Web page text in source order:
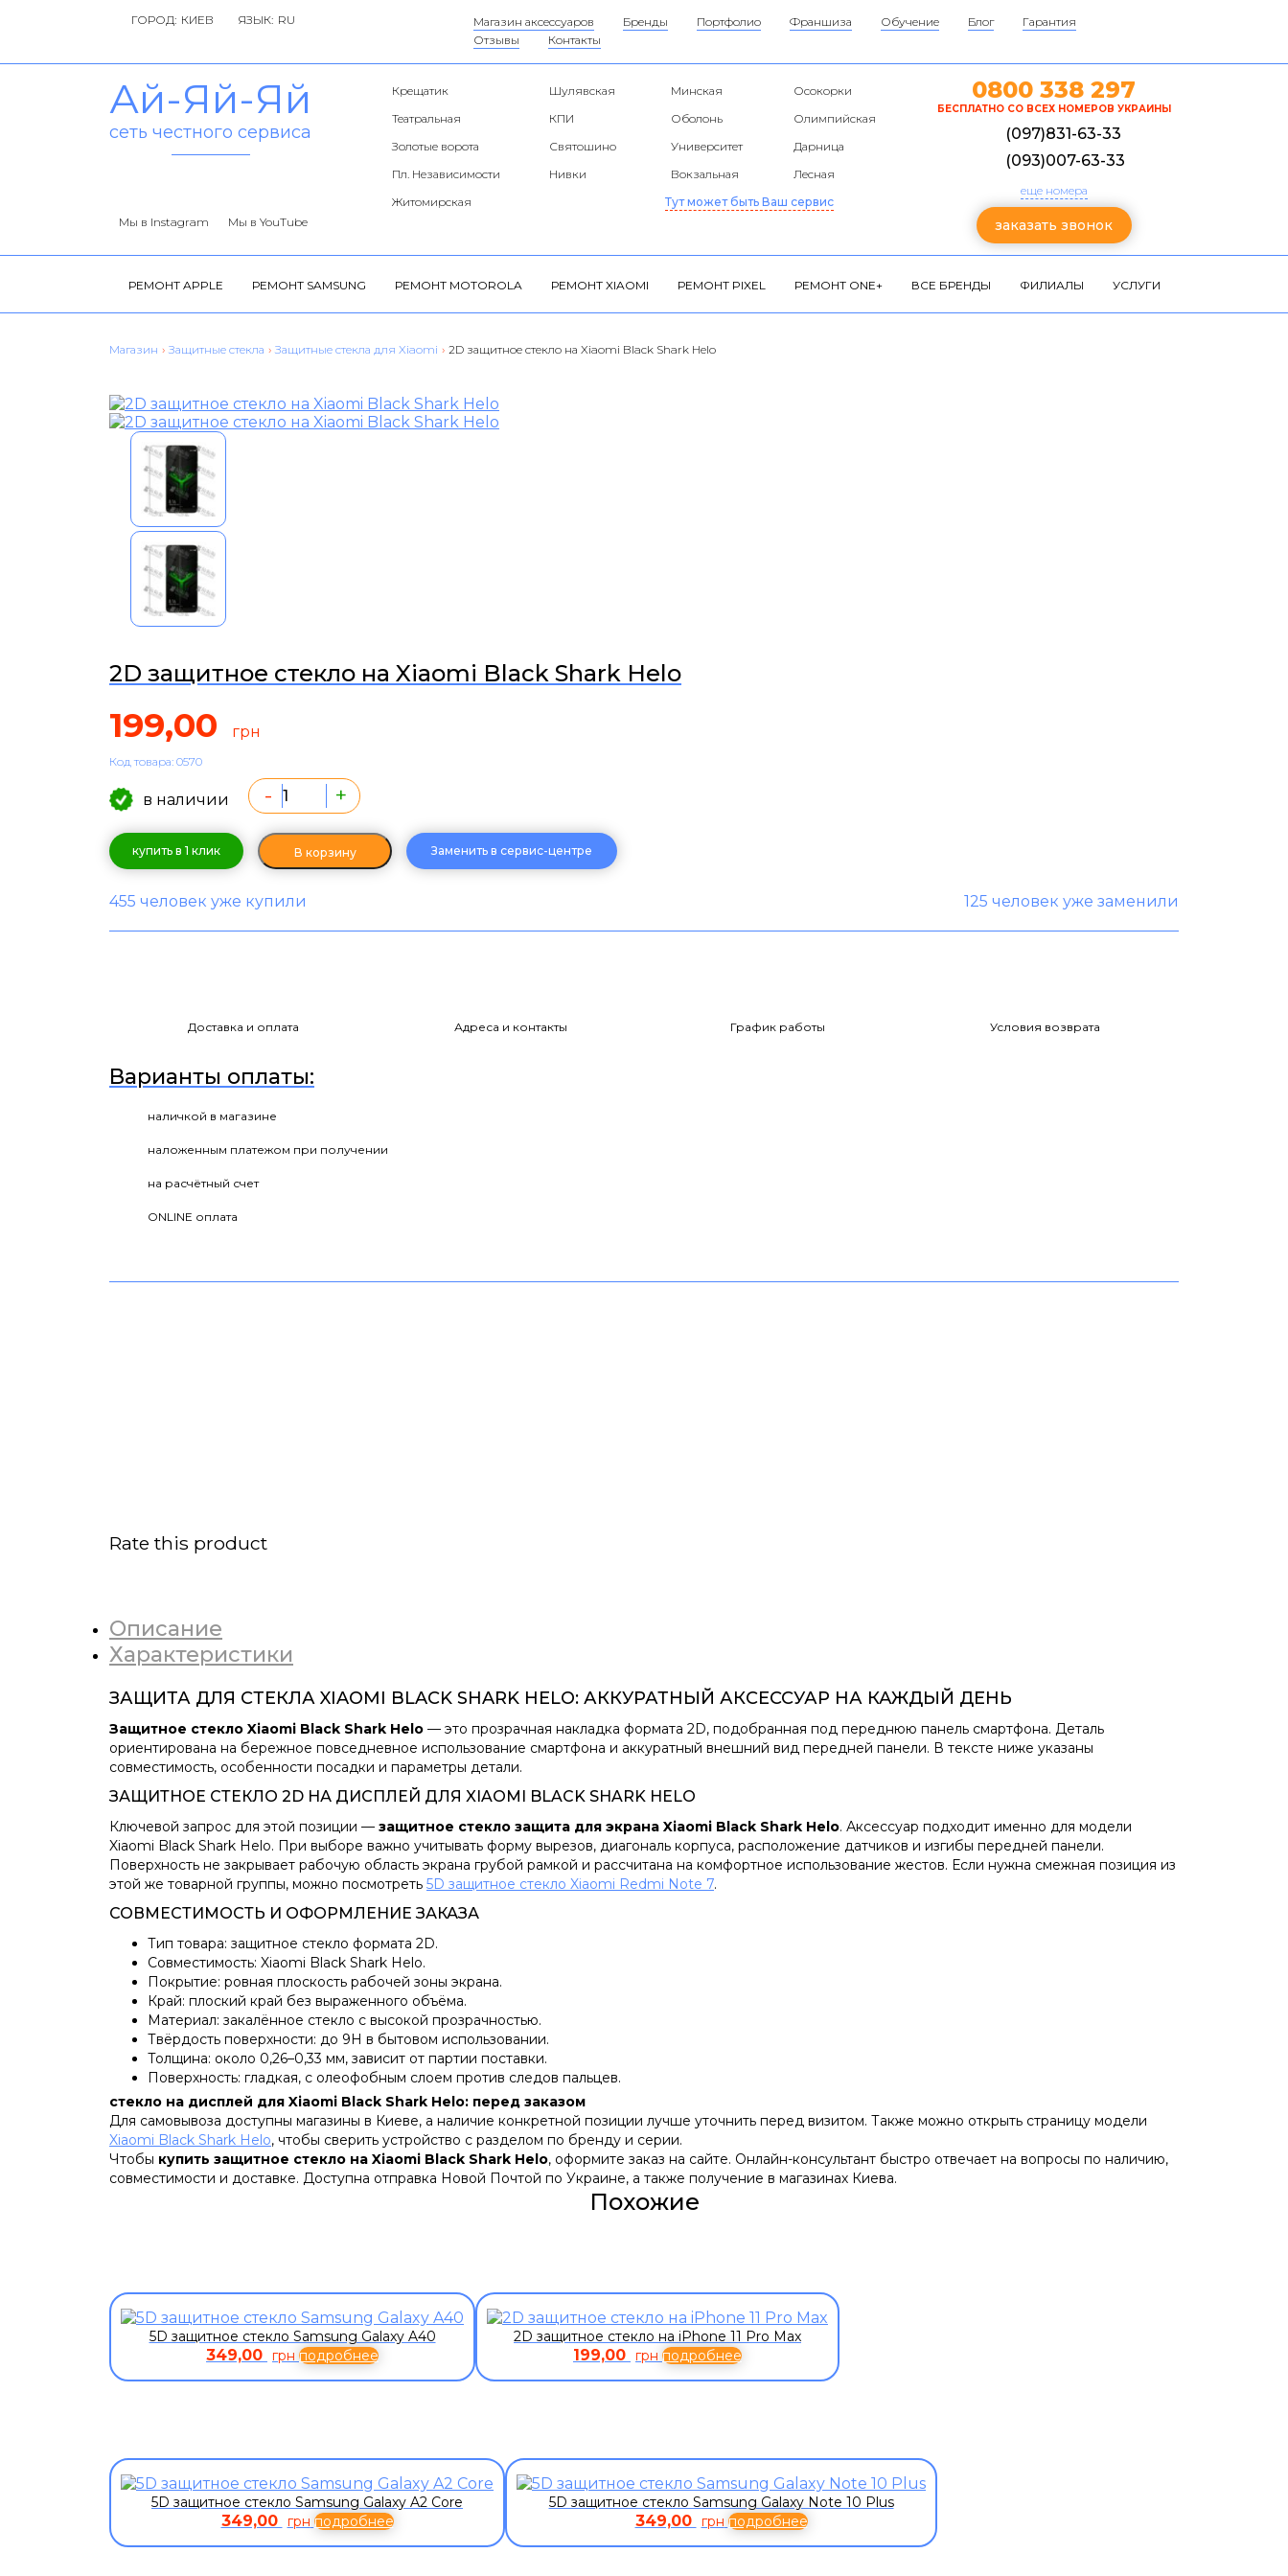
ГОРОД: ЯЗЫК: Магазин аксессуаров Бренды Портфолио Франшиза Обучение Блог
Гарантия
Отзывы
Контакты
Ай-Яй-Яй
сеть честного сервиса
Мы в Instagram Мы в YouTube
Крещатик Шулявская Минская
Осокорки
Театральная
КПИ Оболонь
Олимпийская
Золотые ворота
Святошино Университет
Дарница
Пл. Независимости
Нивки Вокзальная
Лесная
Житомирская
Тут может быть Ваш сервис
0800 338 297
БЕСПЛАТНО СО ВСЕХ НОМЕРОВ УКРАИНЫ
(097)831-63-33
(093)007-63-33
еще номера
заказать звонок
РЕМОНТ APPLE РЕМОНТ SAMSUNG РЕМОНТ MOTOROLA РЕМОНТ XIAOMI РЕМОНТ PIXEL РЕМОНТ ONE+ ВСЕ БРЕНДЫ ФИЛИАЛЫ УСЛУГИ
Магазин › Защитные стекла › Защитные стекла для Xiaomi › 2D защитное стекло на Xiaomi Black Shark Helo
2D защитное стекло на Xiaomi Black Shark Helo
199,00 грн
Код товара: 0570
в наличии - +
купить в 1 клик В корзину Заменить в сервис-центре
455 человек уже купили 125 человек уже заменили
Доставка и оплата Адреса и контакты График работы Условия возврата
Варианты оплаты:
наличкой в магазине
наложенным платежом при получении
на расчётный счет
ONLINE оплата
Rate this product
Описание
Характеристики
ЗАЩИТА ДЛЯ СТЕКЛА XIAOMI BLACK SHARK HELO: АККУРАТНЫЙ АКСЕССУАР НА КАЖДЫЙ ДЕНЬ
Защитное стекло Xiaomi Black Shark Helo — это прозрачная накладка формата 2D, подобранная под переднюю панель смартфона. Деталь
ориентирована на бережное повседневное использование смартфона и аккуратный внешний вид передней панели. В тексте ниже указаны
совместимость, особенности посадки и параметры детали.
ЗАЩИТНОЕ СТЕКЛО 2D НА ДИСПЛЕЙ ДЛЯ XIAOMI BLACK SHARK HELO
Ключевой запрос для этой позиции — защитное стекло защита для экрана Xiaomi Black Shark Helo. Аксессуар подходит именно для модели
Xiaomi Black Shark Helo. При выборе важно учитывать форму вырезов, диагональ корпуса, расположение датчиков и изгибы передней панели.
Поверхность не закрывает рабочую область экрана грубой рамкой и рассчитана на комфортное использование жестов. Если нужна смежная позиция из
этой же товарной группы, можно посмотреть 5D защитное стекло Xiaomi Redmi Note 7.
СОВМЕСТИМОСТЬ И ОФОРМЛЕНИЕ ЗАКАЗА
Тип товара: защитное стекло формата 2D.
Совместимость: Xiaomi Black Shark Helo.
Покрытие: ровная плоскость рабочей зоны экрана.
Край: плоский край без выраженного объёма.
Материал: закалённое стекло с высокой прозрачностью.
Твёрдость поверхности: до 9H в бытовом использовании.
Толщина: около 0,26–0,33 мм, зависит от партии поставки.
Поверхность: гладкая, с олеофобным слоем против следов пальцев.
стекло на дисплей для Xiaomi Black Shark Helo: перед заказом
Для самовывоза доступны магазины в Киеве, а наличие конкретной позиции лучше уточнить перед визитом. Также можно открыть страницу модели
Xiaomi Black Shark Helo, чтобы сверить устройство с разделом по бренду и серии.
Чтобы купить защитное стекло на Xiaomi Black Shark Helo, оформите заказ на сайте. Онлайн-консультант быстро отвечает на вопросы по наличию,
совместимости и доставке. Доступна отправка Новой Почтой по Украине, а также получение в магазинах Киева.
Похожие
5D защитное стекло Samsung Galaxy A40
349,00 грн подробнее
2D защитное стекло на iPhone 11 Pro Max
199,00 грн подробнее
5D защитное стекло Samsung Galaxy A2 Core
349,00 грн подробнее
5D защитное стекло Samsung Galaxy Note 10 Plus
349,00 грн подробнее